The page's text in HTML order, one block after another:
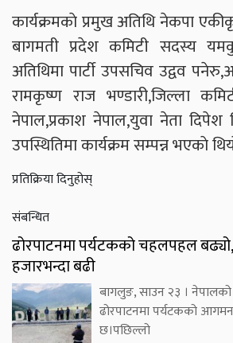
कार्यक्रमकाे प्रमुख अतिथि नेकपा
बागमती प्रदेश कमिटी सदस्य
अतिथिमा पार्टी उपसचिव उद्वव
रामकृष्ण राज भण्डारी,जिल्ला
नेपाल,प्रकाश नेपाल,युवा नेता दिपेश
उपस्थितिमा कार्यक्रम सम्पन्न भएकाे
प्रतिक्रिया दिनुहोस्
संबन्धित
ढोरपाटनमा पर्यटकको चहलपहल
हजारभन्दा बढी
बागलुङ, साउन २३ ।
ढोरपाटनमा पर्यटकको
छ।पछिल्लो